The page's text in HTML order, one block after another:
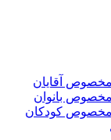
مخصوص آقایان
مخصوص بانوان
مخصوص کودکان